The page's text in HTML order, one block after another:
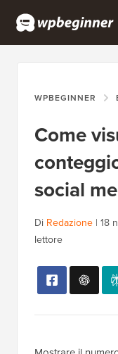
WPBEGINNER
Come
social
Di Redazione | 18
lettore